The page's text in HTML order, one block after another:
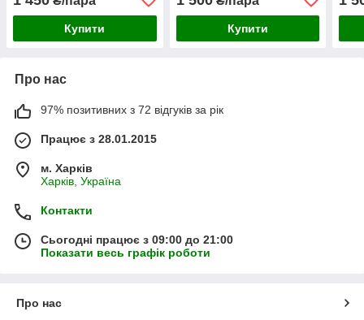
Купити Купити
Про нас
97% позитивних з 72 відгуків за рік
Працює з 28.01.2015
м. Харків
Харків, Україна
Контакти
Сьогодні працює з 09:00 до 21:00
Показати весь графік роботи
Про нас